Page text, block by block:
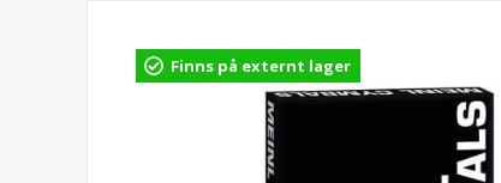
Finns på externt lager